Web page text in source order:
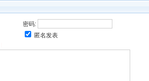
密码:
匿名发表